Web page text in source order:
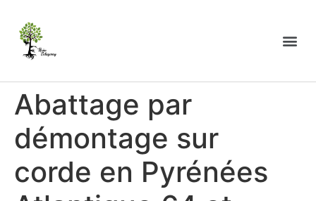
Abattage par
démontage sur
corde en Pyrénées